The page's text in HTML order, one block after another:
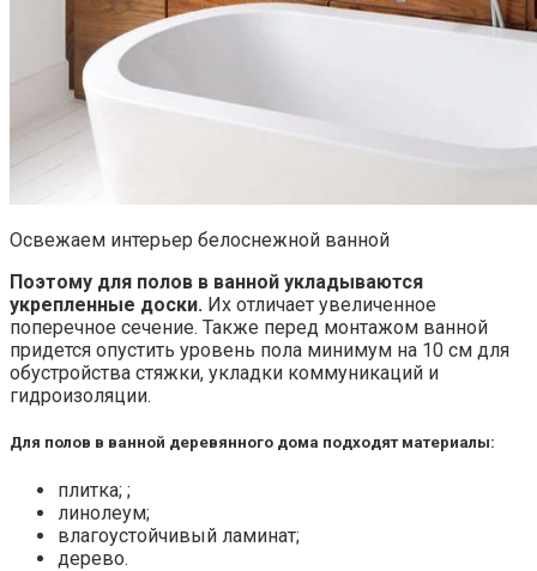
Освежаем интерьер белоснежной ванной
Поэтому для полов в ванной укладываются
укрепленные доски. Их отличает увеличенное
поперечное сечение. Также перед монтажом ванной
придется опустить уровень пола минимум на 10 см для
обустройства стяжки, укладки коммуникаций и
гидроизоляции.
Для полов в ванной деревянного дома подходят материалы:
плитка; ;
линолеум;
влагоустойчивый ламинат;
дерево.